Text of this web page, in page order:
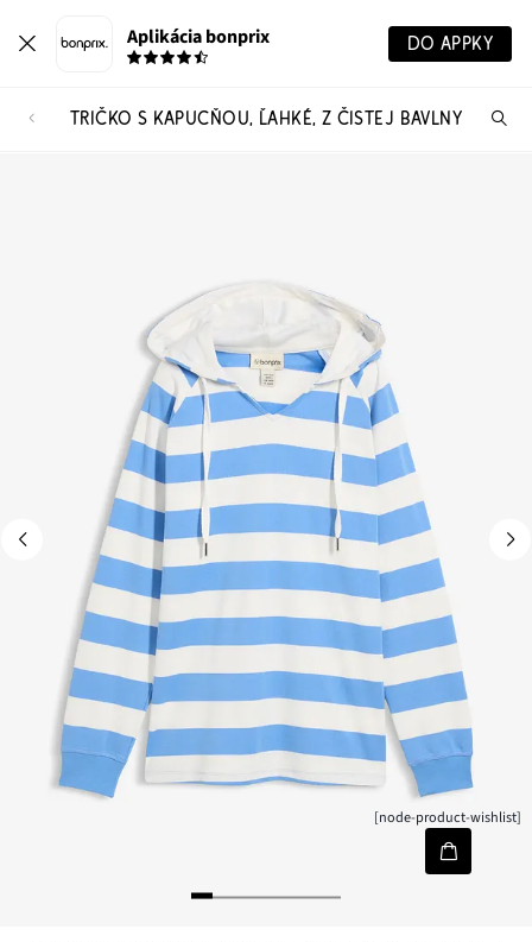
Aplikácia bonprix DO APPKY
TRIČKO S KAPUCŇOU, ĽAHKÉ, Z ČISTEJ BAVLNY
[node-product-wishlist]